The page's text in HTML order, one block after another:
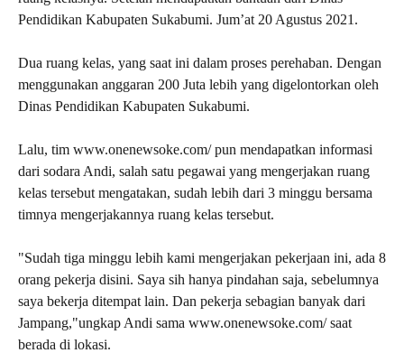
Pendidikan Kabupaten Sukabumi. Jum’at 20 Agustus 2021.
Dua ruang kelas, yang saat ini dalam proses perehaban. Dengan
menggunakan anggaran 200 Juta lebih yang digelontorkan oleh
Dinas Pendidikan Kabupaten Sukabumi.
Lalu, tim www.onenewsoke.com/ pun mendapatkan informasi
dari sodara Andi, salah satu pegawai yang mengerjakan ruang
kelas tersebut mengatakan, sudah lebih dari 3 minggu bersama
timnya mengerjakannya ruang kelas tersebut.
"Sudah tiga minggu lebih kami mengerjakan pekerjaan ini, ada 8
orang pekerja disini. Saya sih hanya pindahan saja, sebelumnya
saya bekerja ditempat lain. Dan pekerja sebagian banyak dari
Jampang,"ungkap Andi sama www.onenewsoke.com/ saat
berada di lokasi.